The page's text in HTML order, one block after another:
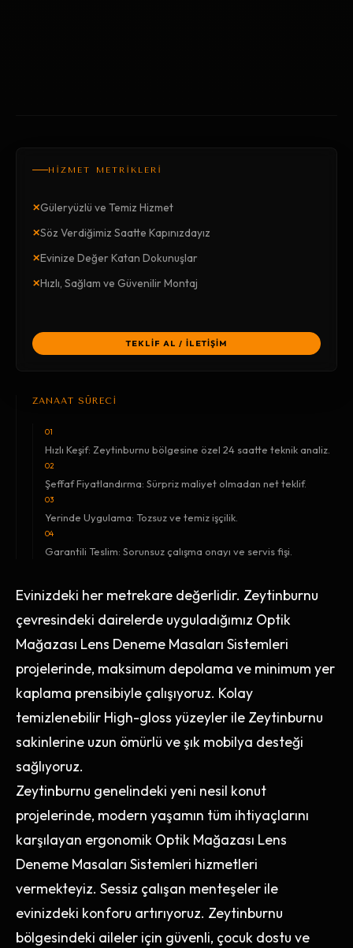
HİZMET METRİKLERİ
×Güleryüzlü ve Temiz Hizmet
×Söz Verdiğimiz Saatte Kapınızdayız
×Evinize Değer Katan Dokunuşlar
×Hızlı, Sağlam ve Güvenilir Montaj
TEKLİF AL / İLETİŞİM
ZANAAT SÜRECİ
01
Hızlı Keşif: Zeytinburnu bölgesine özel 24 saatte teknik analiz.
02
Şeffaf Fiyatlandırma: Sürpriz maliyet olmadan net teklif.
03
Yerinde Uygulama: Tozsuz ve temiz işçilik.
04
Garantili Teslim: Sorunsuz çalışma onayı ve servis fişi.
Evinizdeki her metrekare değerlidir. Zeytinburnu
çevresindeki dairelerde uyguladığımız Optik
Mağazası Lens Deneme Masaları Sistemleri
projelerinde, maksimum depolama ve minimum yer
kaplama prensibiyle çalışıyoruz. Kolay
temizlenebilir High-gloss yüzeyler ile Zeytinburnu
sakinlerine uzun ömürlü ve şık mobilya desteği
sağlıyoruz.
Zeytinburnu genelindeki yeni nesil konut
projelerinde, modern yaşamın tüm ihtiyaçlarını
karşılayan ergonomik Optik Mağazası Lens
Deneme Masaları Sistemleri hizmetleri
vermekteyiz. Sessiz çalışan menteşeler ile
evinizdeki konforu artırıyoruz. Zeytinburnu
bölgesindeki aileler için güvenli, çocuk dostu ve